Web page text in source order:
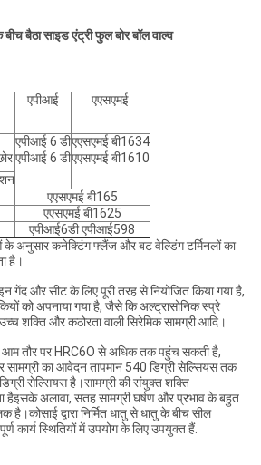
बैठा साइड एंट्री फुल बोर बॉल वाल्व
एपीआई एएसएमई
एपीआई 6 डीएएसएमई बी1634
एपीआई 6 डीएएसएमई बी1610
एएसएमई बी165
एएसएमई बी1625
एपीआई6डी एपीआई598
अनुसार कनेक्टिंग फ्लैंज और बट वेल्डिंग टर्मिनलों का
है।
गेंद और सीट के लिए पूरी तरह से नियोजित किया गया है,
को अपनाया गया है, जैसे कि अल्ट्रासोनिक स्प्रे
शक्ति और कठोरता वाली सिरेमिक सामग्री आदि।
आम तौर पर HRC6O से अधिक तक पहुंच सकती है,
का आवेदन तापमान 540 डिग्री सेल्सियस तक
सेल्सियस है।सामग्री की संयुक्त शक्ति
हैइसके अलावा, सतह सामग्री घर्षण और प्रभाव के बहुत
है।कोसाई द्वारा निर्मित धातु से धातु के बीच सील
कार्य स्थितियों में उपयोग के लिए उपयुक्त हैं.